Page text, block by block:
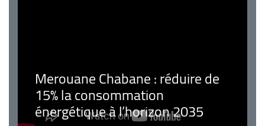
Merouane Chabane : réduire de
15% la consommation
énergétique à l’horizon 2035